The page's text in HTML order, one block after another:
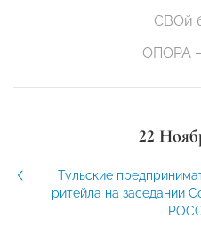
СВОй
ОПОРА
22
Тульские
ритейла на заседании